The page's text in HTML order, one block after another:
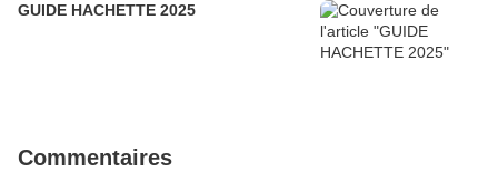
GUIDE HACHETTE 2025
Commentaires